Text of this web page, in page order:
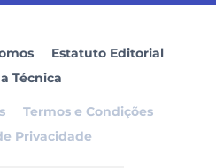
Estatuto Editorial
Técnica
Termos e Condições
Privacidade